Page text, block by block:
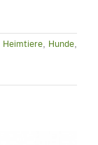
Heimtiere, Hunde,